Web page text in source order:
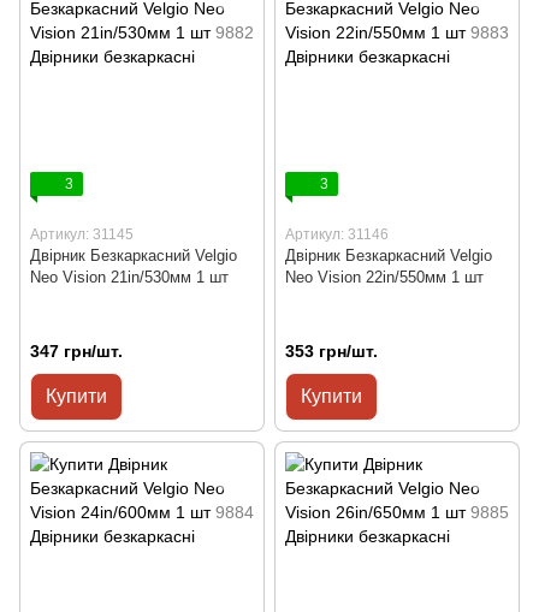
3
Артикул: 31145
Двірник Безкаркасний Velgio
Neo Vision 21in/530мм 1 шт
347 грн/шт.
Купити
3
Артикул: 31146
Двірник Безкаркасний Velgio
Neo Vision 22in/550мм 1 шт
353 грн/шт.
Купити